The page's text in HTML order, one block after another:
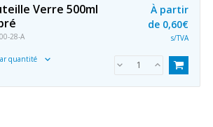
Verre 500ml
28-A
quantité
À partir
de 0,60€
s/TVA